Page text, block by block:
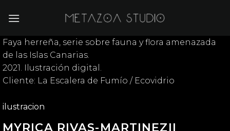
ilustracion
MYRICA RIVAS-MARTINEZII
Faya herreña, serie sobre fauna y flora amenazada
de las Islas Canarias.
2021. Ilustración digital.
Cliente: La Escalera de Fumío / Ecovidrio